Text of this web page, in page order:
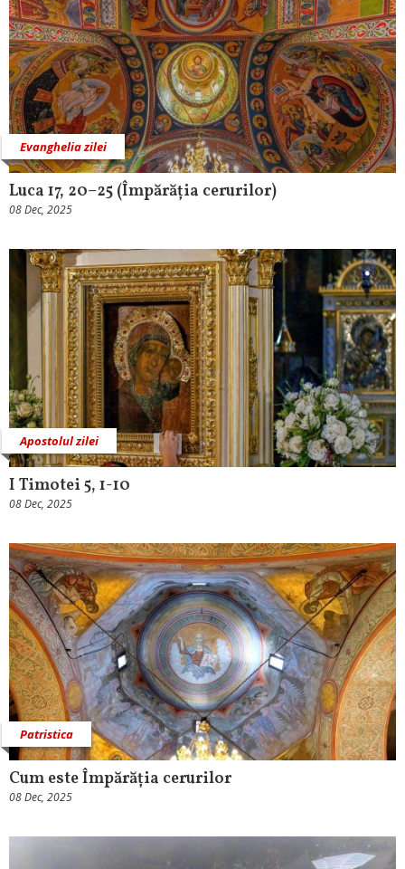
Evanghelia zilei
Luca 17, 20–25 (Împărăția cerurilor)
08 Dec, 2025
Apostolul zilei
I Timotei 5, 1-10
08 Dec, 2025
Patristica
Cum este Împărăția cerurilor
08 Dec, 2025